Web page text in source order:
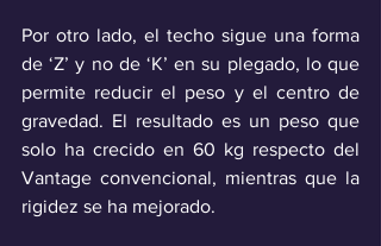
Por otro lado, el techo sigue una forma
de ‘Z’ y no de ‘K’ en su plegado, lo que
permite reducir el peso y el centro de
gravedad. El resultado es un peso que
solo ha crecido en 60 kg respecto del
Vantage convencional, mientras que la
rigidez se ha mejorado.